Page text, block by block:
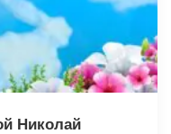
Николай